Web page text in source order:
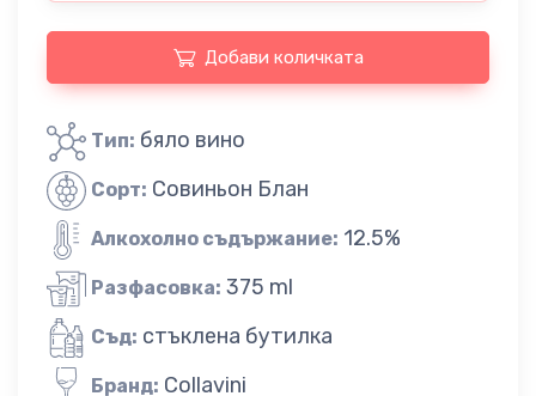
Добави количката
Тип: бяло вино
Сорт: Совиньон Блан
Алкохолно съдържание: 12.5%
Разфасовка: 375 ml
Съд: стъклена бутилка
Бранд: Collavini